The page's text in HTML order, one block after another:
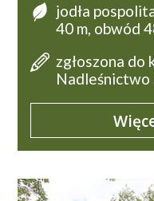
jodła
40 m, obwód
zgłoszona do
Nadleśnictwo